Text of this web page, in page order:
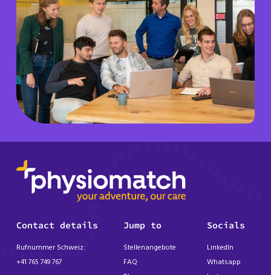
Contact details
Rufnummer Schweiz:
+41 765 749 767
Jump to
Stellenangebote
FAQ
Socials
LinkedIn
Whatsapp